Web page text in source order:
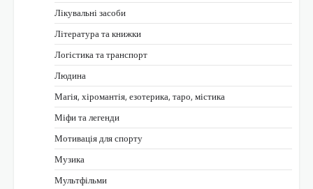
Лікувальні засоби
Література та книжки
Логістика та транспорт
Людина
Магія, хіромантія, езотерика, таро, містика
Міфи та легенди
Мотивація для спорту
Музика
Мультфільми